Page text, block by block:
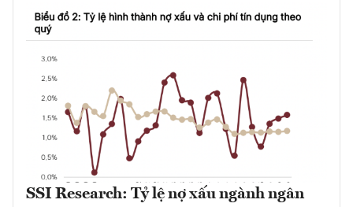
SSI Research: Tỷ lệ nợ xấu ngành ngân